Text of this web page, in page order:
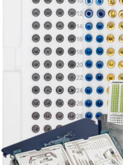
RodillaCodoMano y muñecaPie
Cirugía cardiotorácica
Columna vertebral
Educación médica
Educación médicaDescripción de cursos
Ubicaciones Nuestro departamento de
Corporación